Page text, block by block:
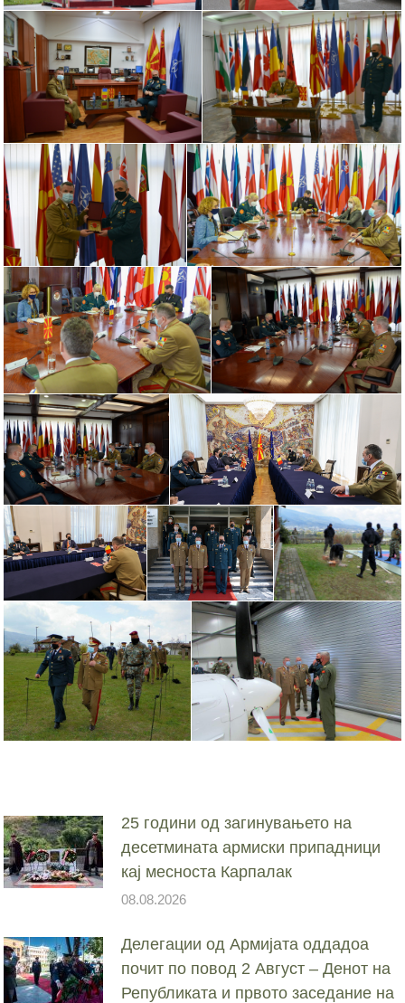
25 години од загинувањето на
десетмината армиски припадници
кај месноста Карпалак
08.08.2026
Делегации од Армијата оддадоа
почит по повод 2 Август – Денот на
Републиката и првото заседание на